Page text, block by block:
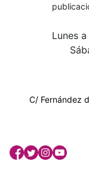
Lunes
C/ Fernández